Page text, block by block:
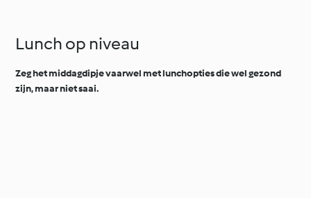
Lunch op niveau
Zeg het middagdipje vaarwel met lunchopties die wel gezond
zijn, maar niet saai.